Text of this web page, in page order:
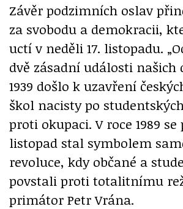
Závěr podzimních oslav
za svobodu a demokracii,
uctí v neděli 17. listopadu.
dvě zásadní události našich
1939 došlo k uzavření
škol nacisty po
proti okupaci. V roce 1989 se
listopad stal symbolem
revoluce, kdy občané a
povstali proti totalitnímu
primátor Petr Vrána.